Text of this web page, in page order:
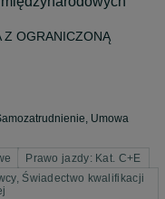
Z OGRANICZONĄ
Umowa
Prawo jazdy: Kat. C+E
Świadectwo kwalifikacji